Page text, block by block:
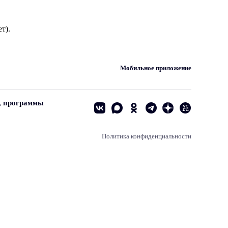
Мобильное приложение
программы
Политика конфиденциальности